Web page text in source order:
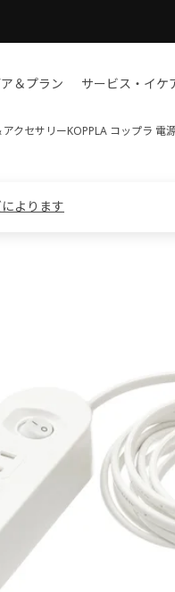
＆プラン サービス・イケ
クセサリーKOPPLA コップラ 電
よります